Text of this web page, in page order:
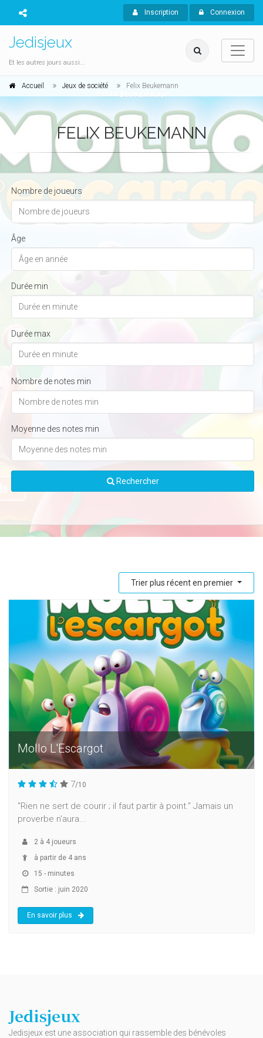
Inscription Connexion
Jedisjeux
Et les autres jours aussi...
Accueil Jeux de société Felix Beukemann
FELIX BEUKEMANN
Nombre de joueurs
Âge
Durée min
Durée max
Nombre de notes min
Moyenne des notes min
Rechercher
Trier plus récent en premier
Mollo L'Escargot
7/10
"Rien ne sert de courir ; il faut partir à point." Jamais un
proverbe n'aura...
2 à 4 joueurs
à partir de 4 ans
15 - minutes
Sortie : juin 2020
En savoir plus
Jedisjeux
Jedisjeux est une association qui rassemble des bénévoles